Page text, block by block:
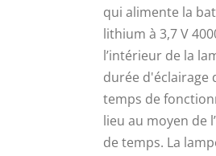
qui alimente la
lithium à 3,7 V
l’intérieur de la
durée d'éclairage
temps de
lieu au moyen de
de temps. La